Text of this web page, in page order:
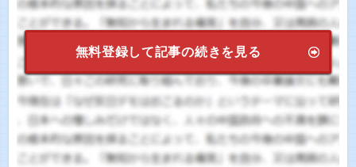
無料登録して記事の続きを見る